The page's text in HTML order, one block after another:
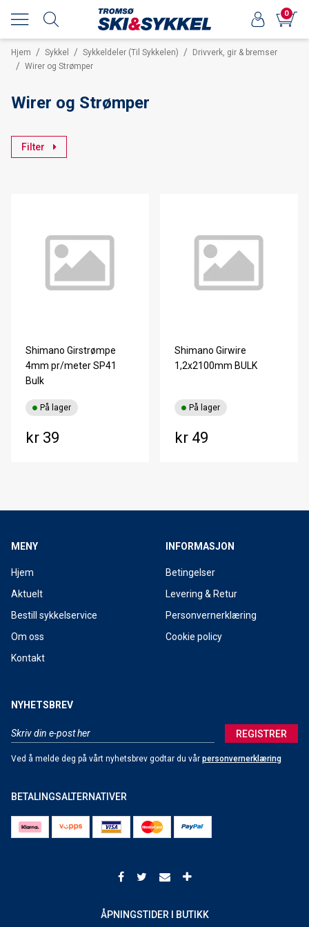
0
Hjem / Sykkel / Sykkeldeler (Til Sykkelen) / Drivverk, gir & bremser
/ Wirer og Strømper
Wirer og Strømper
Filter
Shimano Girstrømpe
4mm pr/meter SP41
Bulk
kr 39
På lager
Shimano Girwire
1,2x2100mm BULK
kr 49
På lager
MENY
Hjem
Aktuelt
Bestill sykkelservice
Om oss
Kontakt
INFORMASJON
Betingelser
Levering & Retur
Personvernerklæring
Cookie policy
NYHETSBREV
REGISTRER
Ved å melde deg på vårt nyhetsbrev godtar du vår personvernerklæring
BETALINGSALTERNATIVER
ÅPNINGSTIDER I BUTIKK